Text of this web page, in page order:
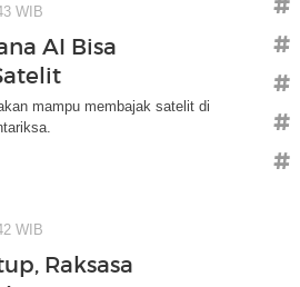
WIB
AI Bisa
mampu membajak satelit di
WIB
Raksasa